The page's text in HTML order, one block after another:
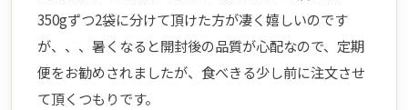
350gずつ2袋に分けて頂けた方が凄く嬉しいのです
が、、、暑くなると開封後の品質が心配なので、定期
便をお勧めされましたが、食べきる少し前に注文させ
て頂くつもりです。